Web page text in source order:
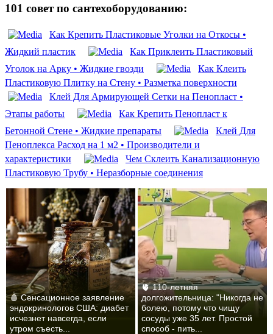
101 совет по сантехоборудованию:
Как Крепить Пластиковые Уголки на Откосы •
Жидкий пластик
Как Приклеить Пластиковый
Уголок на Арку • Жидкие гвозди
Как Клеить
Пластиковую Плитку на Стену • Разметка поверхности
Клей Для Армирующей Сетки на Пенопласт •
Этапы работы
Как Крепить Пенопласт к
Бетонной Стене • Жидкие препараты
Клей Для
Пеноплекса Расход на 1 м2 • Производители и
характеристики
Чем Склеить Канализационную
Пластиковую Трубу • Неразборные соединения
🩸 Сенсационное заявление
эндокринологов США: диабет
исчезнет навсегда, если
утром съесть...
🫀 110-летняя
долгожительница: "Никогда не
болею, потому что чищу
сосуды уже 35 лет. Простой
способ - пить...